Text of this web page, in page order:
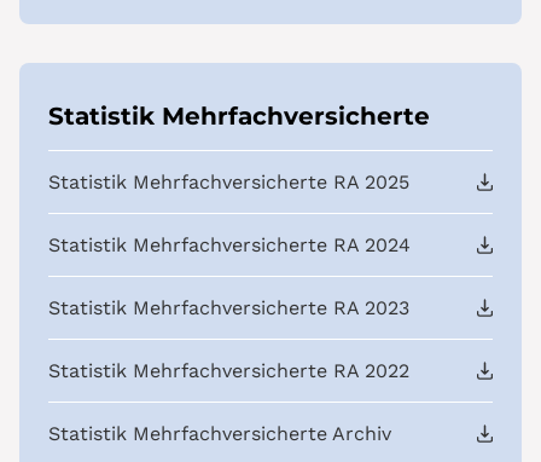
Statistik Mehrfachversicherte
Statistik Mehrfachversicherte RA 2025
Statistik Mehrfachversicherte RA 2024
Statistik Mehrfachversicherte RA 2023
Statistik Mehrfachversicherte RA 2022
Statistik Mehrfachversicherte Archiv